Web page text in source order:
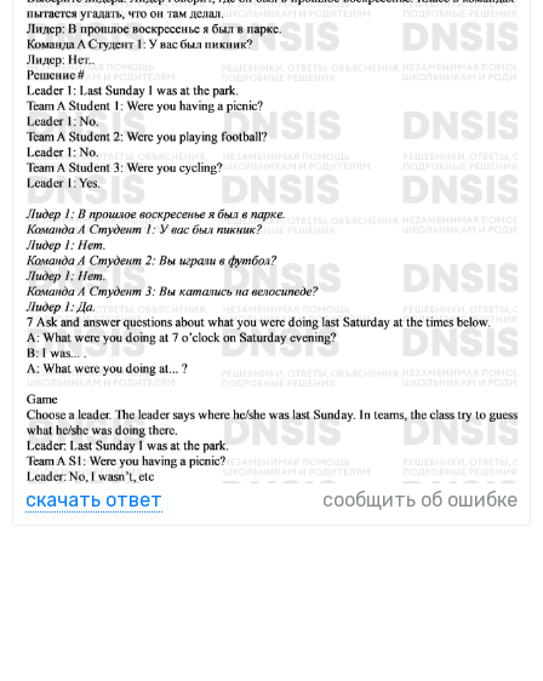
скачать ответ сообщить об ошибке